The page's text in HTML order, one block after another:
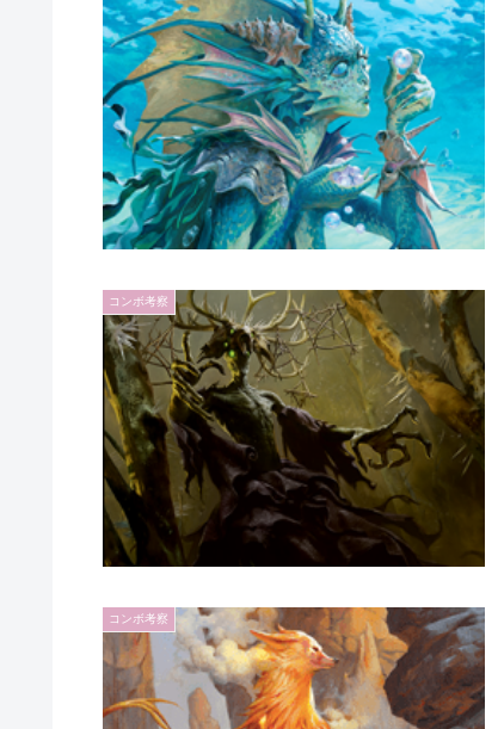
コンボ考察
コンボ考察